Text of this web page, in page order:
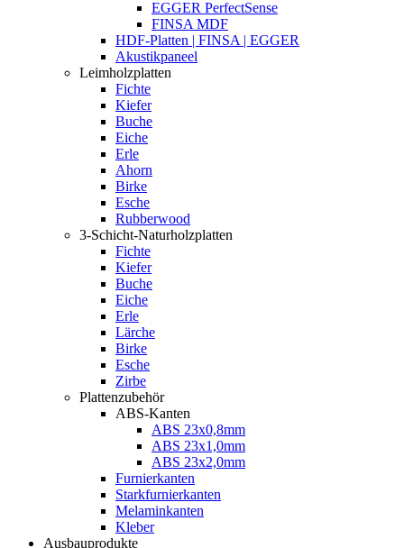
EGGER PerfectSense
FINSA MDF
HDF-Platten | FINSA | EGGER
Akustikpaneel
Leimholzplatten
Fichte
Kiefer
Buche
Eiche
Erle
Ahorn
Birke
Esche
Rubberwood
3-Schicht-Naturholzplatten
Fichte
Kiefer
Buche
Eiche
Erle
Lärche
Birke
Esche
Zirbe
Plattenzubehör
ABS-Kanten
ABS 23x0,8mm
ABS 23x1,0mm
ABS 23x2,0mm
Furnierkanten
Starkfurnierkanten
Melaminkanten
Kleber
Ausbauprodukte